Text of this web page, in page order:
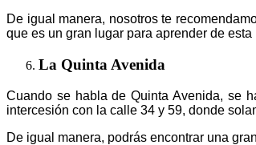
De igual manera, nosotros te
que es un gran lugar para aprender de
La Quinta Avenida
Cuando se habla de Quinta Avenida, se
intercesión con la calle 34 y 59, donde
De igual manera, podrás encontrar una